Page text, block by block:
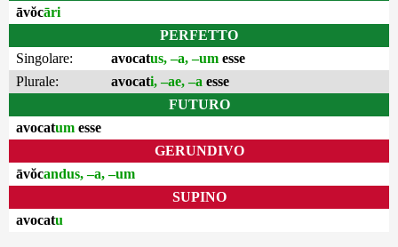
āvŏcāri
PERFETTO
Singolare:
avocatus, –a, –um esse
Plurale:
avocati, –ae, –a esse
FUTURO
avocatum esse
GERUNDIVO
āvŏcandus, –a, –um
SUPINO
avocatu